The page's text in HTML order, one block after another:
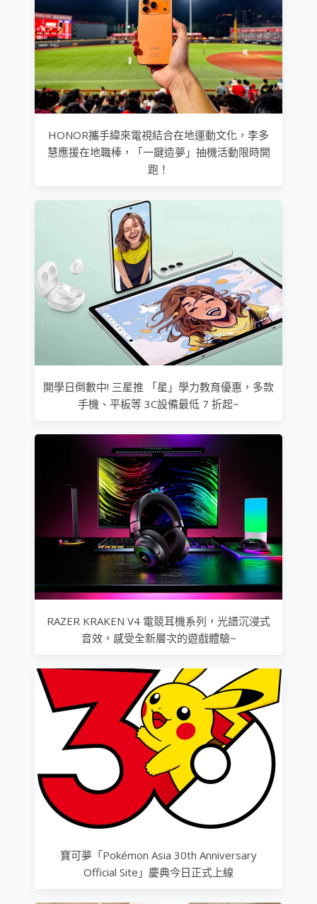
HONOR攜手緯來電視結合在地運動文化，李多
慧應援在地職棒，「一鍵造夢」抽機活動限時開
跑！
開學日倒數中! 三星推 「星」學力教育優惠，多款
手機、平板等 3C設備最低 7 折起~
RAZER KRAKEN V4 電競耳機系列，光譜沉浸式
音效，感受全新層次的遊戲體驗~
寶可夢「Pokémon Asia 30th Anniversary
Official Site」慶典今日正式上線